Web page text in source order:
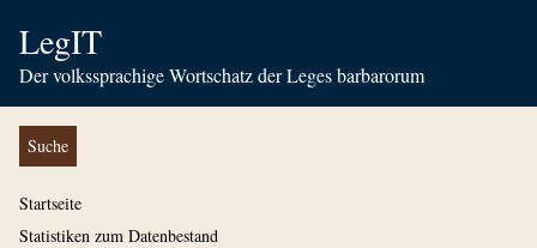
LegIT
Der volkssprachige Wortschatz der Leges barbarorum
Suche
Startseite
Statistiken zum Datenbestand